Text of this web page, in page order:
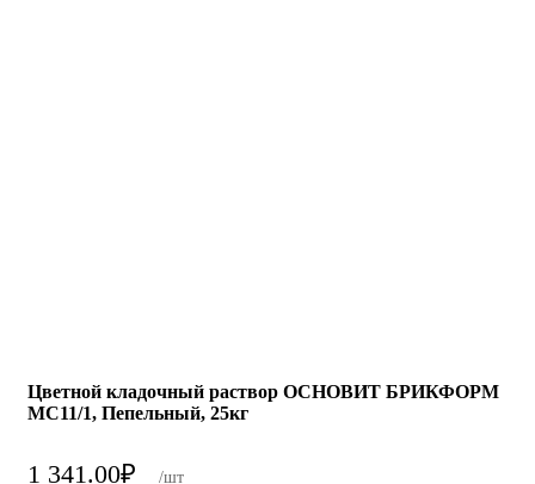
Цветной кладочный раствор ОСНОВИТ БРИКФОРМ
MC11/1, Пепельный, 25кг
1 341.00₽ /шт